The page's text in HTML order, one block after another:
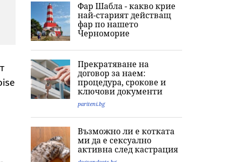
Фар Шабла - какво крие
най-старият действащ
фар по нашето
Черноморие
Прекратяване на
договор за наем:
процедура, срокове и
ключови документи
pariteni.bg
Възможно ли е котката
ми да е сексуално
активна след кастрация